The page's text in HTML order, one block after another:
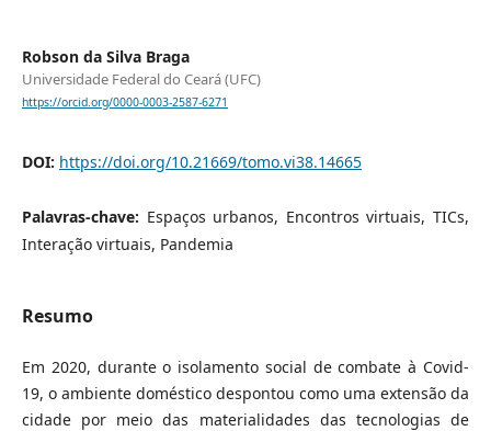
Robson da Silva Braga
Universidade Federal do Ceará (UFC)
https://orcid.org/0000-0003-2587-6271
DOI: https://doi.org/10.21669/tomo.vi38.14665
Palavras-chave: Espaços urbanos, Encontros virtuais, TICs,
Interação virtuais, Pandemia
Resumo
Em 2020, durante o isolamento social de combate à Covid-
19, o ambiente doméstico despontou como uma extensão da
cidade por meio das materialidades das tecnologias de